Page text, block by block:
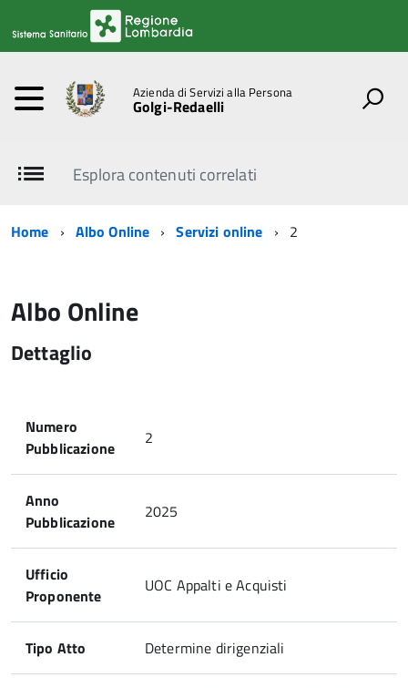
Azienda di Servizi alla Persona
Golgi-Redaelli
Esplora contenuti correlati
Home Albo Online Servizi online 2
Albo Online
Dettaglio
Numero
Pubblicazione
2
Anno
Pubblicazione
2025
Ufficio
Proponente
UOC Appalti e Acquisti
Tipo Atto Determine dirigenziali